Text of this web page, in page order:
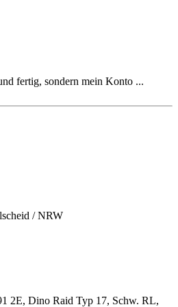
fertig, sondern mein Konto ...
/ NRW
2E, Dino Raid Typ 17, Schw. RL,